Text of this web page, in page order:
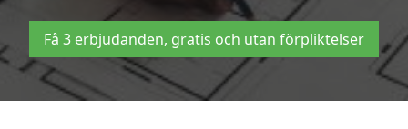
Få 3 erbjudanden, gratis och utan förpliktelser